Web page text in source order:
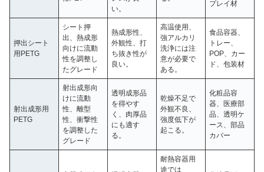
い。
プレイ材
押出シート
用PETG
シート押
出、熱成形
向けに流動
性を調整し
たグレード
熱成形性、
外観性、打
ち抜き性が
良い。
高温使用、
強アルカリ
洗浄には注
意が必要で
ある。
食品容器、
トレー、
POP、カー
ド、包装材
射出成形用
PETG
射出成形向
けに流動
性、離型
性、衝撃性
を調整した
グレード
透明成形品
を得やす
く、肉厚品
にも適す
る。
乾燥不足で
外観不良、
強度低下が
起こる。
化粧品容
器、医療部
品、透明ケ
ース、部品
カバー
耐熱容器用
途では